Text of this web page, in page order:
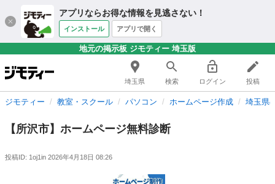
アプリならお得な情報を見逃さない！
インストール アプリで開く
地元の掲示板 ジモティー 埼玉版
埼玉県 検索 ログイン 投稿
ジモティー 教室・スクール パソコン ホームページ作成 埼玉県
【所沢市】ホームページ無料診断
投稿ID: 1oj1in 2026年4月18日 08:26